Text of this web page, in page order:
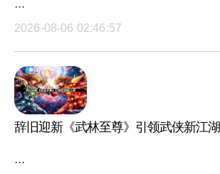
···
2026-08-06 02:46:57
辞旧迎新《武林至尊》引领武侠新江湖
···